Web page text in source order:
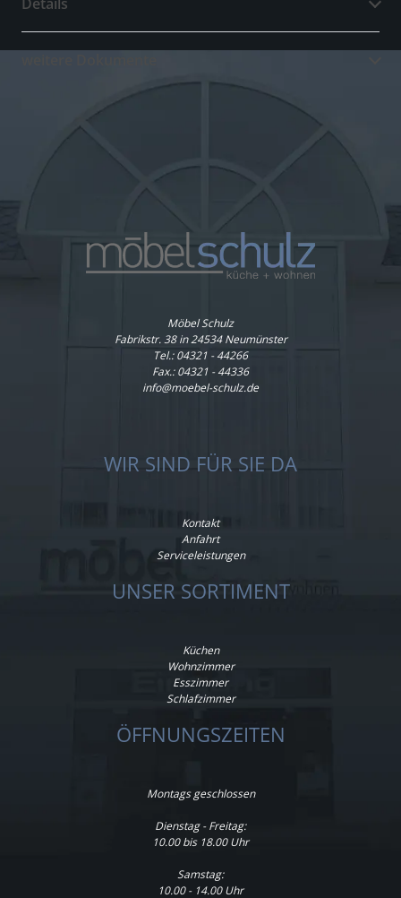
Möbel Schulz
Fabrikstr. 38 in 24534 Neumünster
Tel.:04321 - 44266
Fax.: 04321 - 44336
info@moebel-schulz.de
WIR SIND FÜR SIE DA
Kontakt
Anfahrt
Serviceleistungen
UNSER SORTIMENT
Küchen
Wohnzimmer
Esszimmer
Schlafzimmer
ÖFFNUNGSZEITEN
Montags geschlossen
Dienstag - Freitag:
10.00 bis 18.00 Uhr
Samstag:
10.00 - 14.00 Uhr